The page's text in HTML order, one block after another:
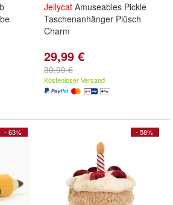
Jellycat Amuseables Pickle
Taschenanhänger Plüsch
Charm
29,99 €
39,99 €
Kostenloser Versand
- 63% - 58%